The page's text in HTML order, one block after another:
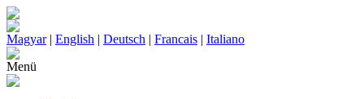
Magyar| English | Deutsch | Francais | Italiano
Menü